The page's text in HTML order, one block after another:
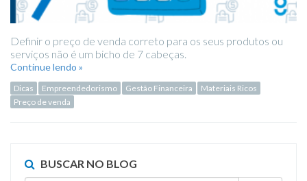
Definir o preço de venda correto para os seus produtos ou
serviços não é um bicho de 7 cabeças.
Continue lendo »
Dicas Empreendedorismo Gestão Financeira
Materiais Ricos
Preço de venda
BUSCAR NO BLOG